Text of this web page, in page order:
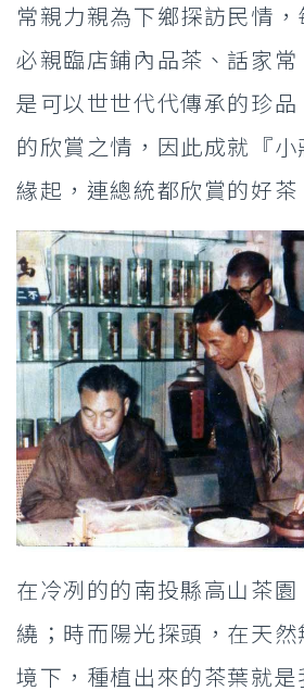
常親力親為下鄉探訪民情，
必親臨店鋪內品茶、話家常
是可以世世代代傳承的珍品
的欣賞之情，因此成就『
緣起，連總統都欣賞的好茶
在冷冽的的南投縣高山茶園
繞；時而陽光探頭，在天然
境下，種植出來的茶葉就是